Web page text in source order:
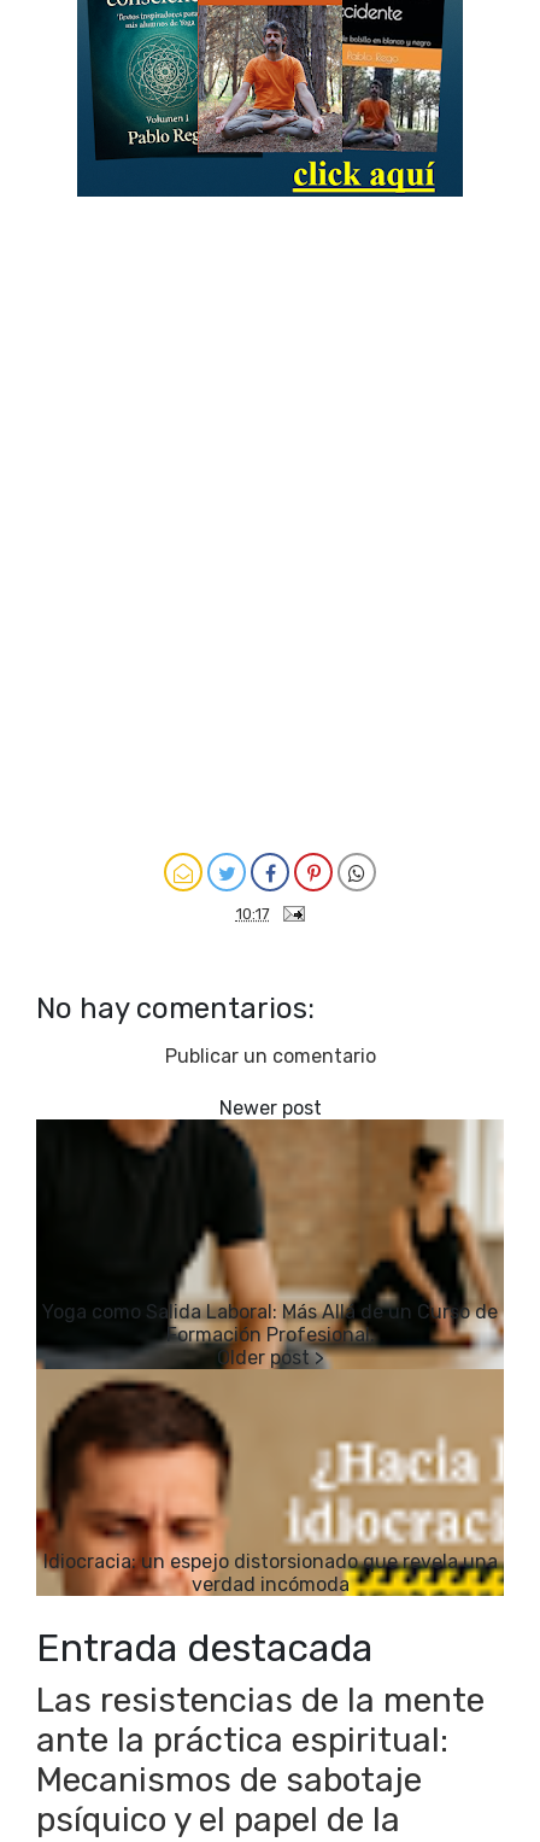
10:17
No hay comentarios:
Publicar un comentario
Yoga como Salida Laboral: Más Allá de un Curso de
Formación Profesional.
Idiocracia: un espejo distorsionado que revela una
verdad incómoda
Entrada destacada
Las resistencias de la mente
ante la práctica espiritual:
Mecanismos de sabotaje
psíquico y el papel de la